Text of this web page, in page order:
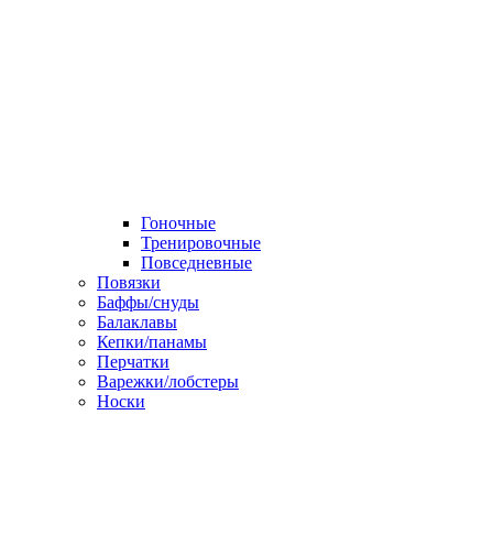
Гоночные
Тренировочные
Повседневные
Повязки
Баффы/снуды
Балаклавы
Кепки/панамы
Перчатки
Варежки/лобстеры
Носки